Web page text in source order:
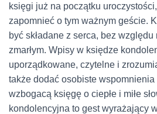
księgi już na początku
zapomnieć o tym ważnym geście.
być składane z serca, bez
zmarłym. Wpisy w księdze
uporządkowane, czytelne i
także dodać osobiste wspomnienia
wzbogacą księgę o ciepłe i miłe
kondolencyjna to gest wyrażający